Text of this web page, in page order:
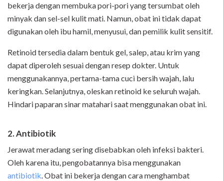
bekerja dengan membuka pori-pori yang tersumbat oleh
minyak dan sel-sel kulit mati. Namun, obat ini tidak dapat
digunakan oleh ibu hamil, menyusui, dan pemilik kulit sensitif.
Retinoid tersedia dalam bentuk gel, salep, atau krim yang
dapat diperoleh sesuai dengan resep dokter. Untuk
menggunakannya, pertama-tama cuci bersih wajah, lalu
keringkan. Selanjutnya, oleskan retinoid ke seluruh wajah.
Hindari paparan sinar matahari saat menggunakan obat ini.
2. Antibiotik
Jerawat meradang sering disebabkan oleh infeksi bakteri.
Oleh karena itu, pengobatannya bisa menggunakan
antibiotik. Obat ini bekerja dengan cara menghambat